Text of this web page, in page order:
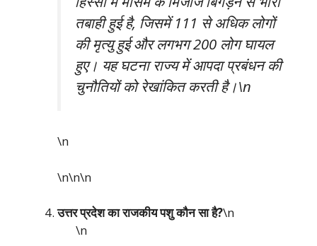
तबाही हुई है, जिसमें 111 से अधिक लोगों
की मृत्यु हुई और लगभग 200 लोग घायल
हुए। यह घटना राज्य में आपदा प्रबंधन की
चुनौतियों को रेखांकित करती है।\n
\n
\n\n\n
उत्तर प्रदेश का राजकीय पशु कौन सा है?\n
\n